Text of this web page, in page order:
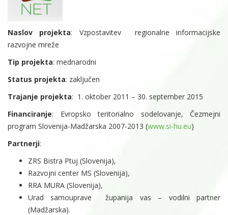
Naslov projekta: Vzpostavitev regionalne informacijske
razvojne mreže
Tip projekta: mednarodni
Status projekta: zaključen
Trajanje projekta: 1. oktober 2011 – 30. september 2015
Financiranje: Evropsko teritorialno sodelovanje, Čezmejni
program Slovenija-Madžarska 2007-2013 (www.si-hu.eu)
Partnerji:
ZRS Bistra Ptuj (Slovenija),
Razvojni center MS (Slovenija),
RRA MURA (Slovenija),
Urad samouprave županija vas – vodilni partner
(Madžarska).